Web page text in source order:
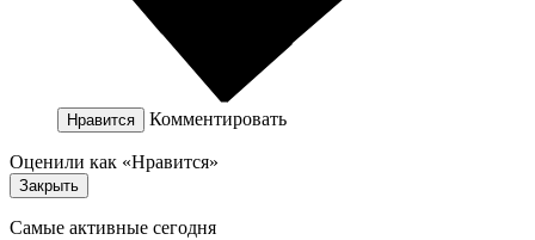
Нравится Комментировать
Оценили как «Нравится»
Закрыть
Самые активные сегодня